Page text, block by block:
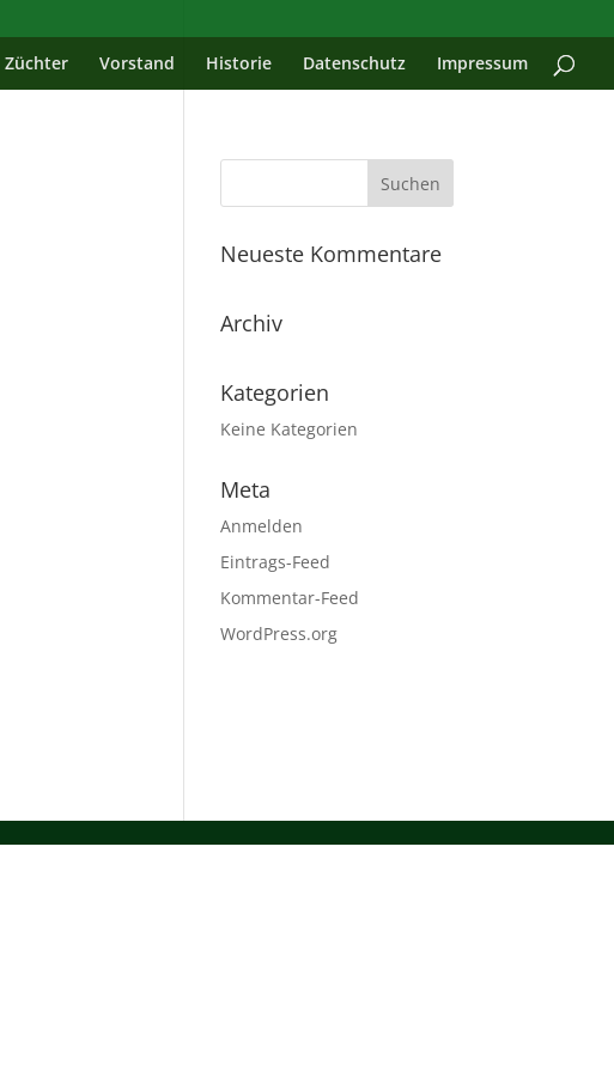
Züchter Vorstand Historie Datenschutz Impressum
Neueste Kommentare
Archiv
Kategorien
Keine Kategorien
Meta
Anmelden
Eintrags-Feed
Kommentar-Feed
WordPress.org